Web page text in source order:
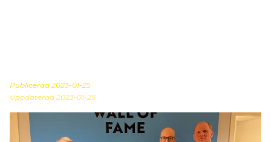
Publicerad 2023-01-25
Uppdaterad 2023-01-25